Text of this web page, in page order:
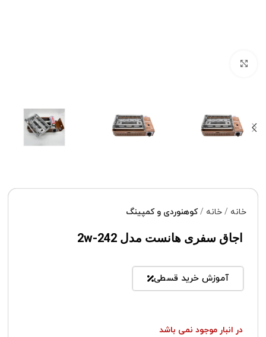
خانه خانه کوهنوردی و کمپینگ
اجاق سفری هانست مدل 242-2w
آموزش خرید قسطی
در انبار موجود نمی باشد